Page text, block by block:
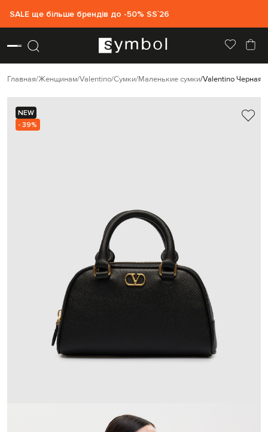
SALE ще більше брендів до -50% SS`26
Главная Женщинам Valentino Сумки Маленькие сумки Valentino Черная
NEW
- 39%